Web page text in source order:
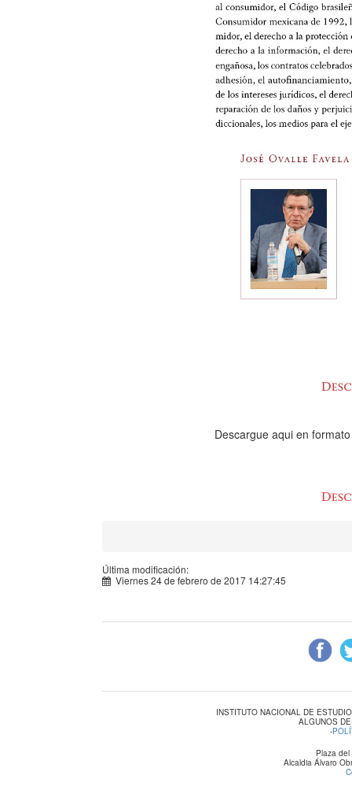
Descargue aqui en
Última modificación:
Viernes 24 de febrero de 2017 14:27:45
INSTITUTO NACIONAL DE
ALGUNOS
-
Plaza
Alcaldia Álvaro